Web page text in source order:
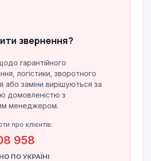
звернення?
гарантійного
логістики, зворотного
або заміни вирішуються за
домовленістю з
менеджером.
про клієнтів:
958
ПО УКРАЇНІ